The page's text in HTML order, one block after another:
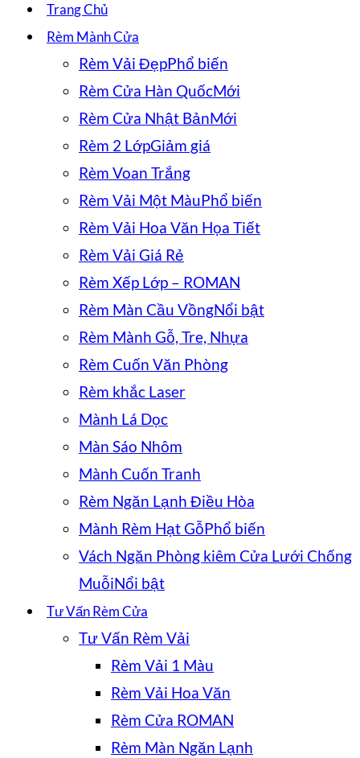
Trang Chủ
Rèm Mành Cửa
Rèm Vải Đẹp
Rèm Cửa Hàn Quốc
Rèm Cửa Nhật Bản
Rèm 2 Lớp
Rèm Voan Trắng
Rèm Vải Một Màu
Rèm Vải Hoa Văn Họa Tiết
Rèm Vải Giá Rẻ
Rèm Xếp Lớp – ROMAN
Rèm Màn Cầu Vồng
Rèm Mành Gỗ, Tre, Nhựa
Rèm Cuốn Văn Phòng
Rèm khắc Laser
Mành Lá Dọc
Màn Sáo Nhôm
Mành Cuốn Tranh
Rèm Ngăn Lạnh Điều Hòa
Mành Rèm Hạt Gỗ
Vách Ngăn Phòng kiêm Cửa Lưới Chống
Muỗi
Tư Vấn Rèm Cửa
Tư Vấn Rèm Vải
Rèm Vải 1 Màu
Rèm Vải Hoa Văn
Rèm Cửa ROMAN
Rèm Màn Ngăn Lạnh